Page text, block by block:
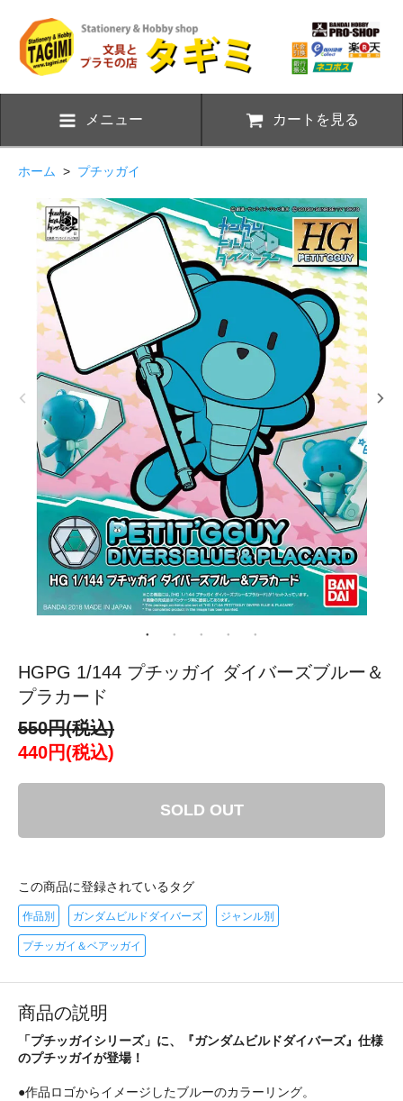
メニュー カートを見る
ホーム > プチッガイ
HGPG 1/144 プチッガイ ダイバーズブルー＆
プラカード
550円(税込)
440円(税込)
SOLD OUT
この商品に登録されているタグ
作品別 ガンダムビルドダイバーズ ジャンル別
プチッガイ＆ベアッガイ
商品の説明
「プチッガイシリーズ」に、『ガンダムビルドダイバーズ』仕様
のプチッガイが登場！
●作品ロゴからイメージしたブルーのカラーリング。